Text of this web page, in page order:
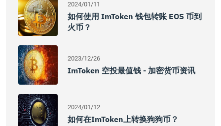
2024/01/11
如何使用 ImToken 钱包转账 EOS 币到
火币？
2023/12/26
ImToken 空投最值钱 - 加密货币资讯
2024/01/12
如何在imToken上转换狗狗币？